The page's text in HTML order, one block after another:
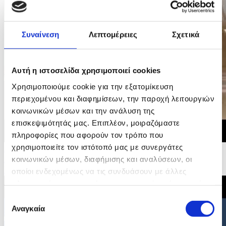
Συναίνεση Λεπτομέρειες Σχετικά
Αυτή η ιστοσελίδα χρησιμοποιεί cookies
Χρησιμοποιούμε cookie για την εξατομίκευση
περιεχομένου και διαφημίσεων, την παροχή λειτουργιών
κοινωνικών μέσων και την ανάλυση της
επισκεψιμότητάς μας. Επιπλέον, μοιραζόμαστε
πληροφορίες που αφορούν τον τρόπο που
χρησιμοποιείτε τον ιστότοπό μας με συνεργάτες
κοινωνικών μέσων, διαφήμισης και αναλύσεων, οι
οποίοι ενδεχομένως να τις συνδυάσουν με άλλες
των υπηρεσιών τους.
συγκατάθεσης
Αναγκαία
29/06/2026 20:35
Δήλωση του Υπουργού Εσωτερικών για την υιοθέτηση
Συμπερασμάτων Συμβουλίου για τη Στέγαση